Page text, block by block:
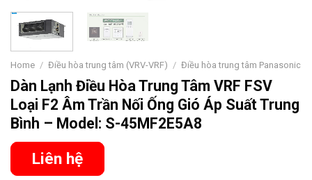
Home / Điều hòa trung tâm (VRV-VRF) / Điều hòa trung tâm Panasonic
Dàn Lạnh Điều Hòa Trung Tâm VRF FSV
Loại F2 Âm Trần Nối Ống Gió Áp Suất Trung
Bình – Model: S-45MF2E5A8
Liên hệ